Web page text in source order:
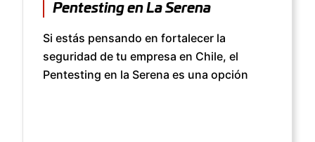
Pentesting en La Serena
Si estás pensando en fortalecer la
seguridad de tu empresa en Chile, el
Pentesting en la Serena es una opción